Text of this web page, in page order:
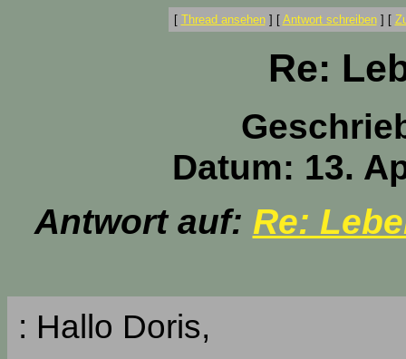
[ Thread ansehen] [ Antwort schreiben] [
Re:
Datum: 13.
Antwort auf: Re:
: Hallo Doris,